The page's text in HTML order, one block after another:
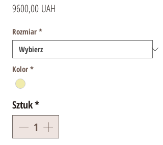
9600,00 UAH
Rozmiar *
Kolor *
Sztuk*